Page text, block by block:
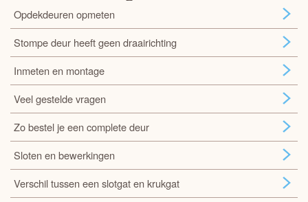
Opdekdeuren opmeten
Stompe deur heeft geen draairichting
Inmeten en montage
Veel gestelde vragen
Zo bestel je een complete deur
Sloten en bewerkingen
Verschil tussen een slotgat en krukgat